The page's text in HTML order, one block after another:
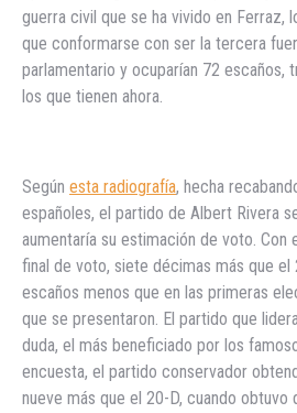
guerra civil que se ha vivido en Ferraz,
que conformarse con ser la tercera
parlamentario y ocuparían 72 escaños,
los que tienen ahora.
Según esta radiografía, hecha
españoles, el partido de Albert Rivera
aumentaría su estimación de voto. Con
final de voto, siete décimas más que el
escaños menos que en las primeras
que se presentaron. El partido que
duda, el más beneficiado por los
encuesta, el partido conservador
nueve más que el 20-D, cuando obtuvo